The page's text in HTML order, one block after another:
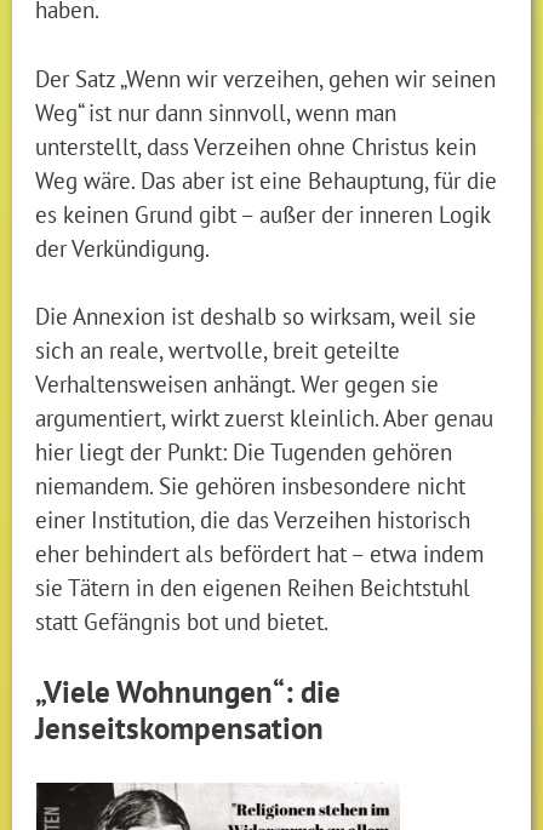
haben.
Der Satz „Wenn wir verzeihen, gehen wir seinen
Weg“ ist nur dann sinnvoll, wenn man
unterstellt, dass Verzeihen ohne Christus kein
Weg wäre. Das aber ist eine Behauptung, für die
es keinen Grund gibt – außer der inneren Logik
der Verkündigung.
Die Annexion ist deshalb so wirksam, weil sie
sich an reale, wertvolle, breit geteilte
Verhaltensweisen anhängt. Wer gegen sie
argumentiert, wirkt zuerst kleinlich. Aber genau
hier liegt der Punkt: Die Tugenden gehören
niemandem. Sie gehören insbesondere nicht
einer Institution, die das Verzeihen historisch
eher behindert als befördert hat – etwa indem
sie Tätern in den eigenen Reihen Beichtstuhl
statt Gefängnis bot und bietet.
„Viele Wohnungen“: die
Jenseitskompensation